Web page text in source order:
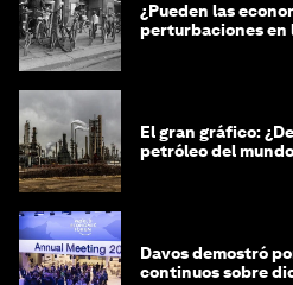
¿Pueden las
perturbaciones en
El gran gráfico:
petróleo del
Davos demostró
continuos sobre